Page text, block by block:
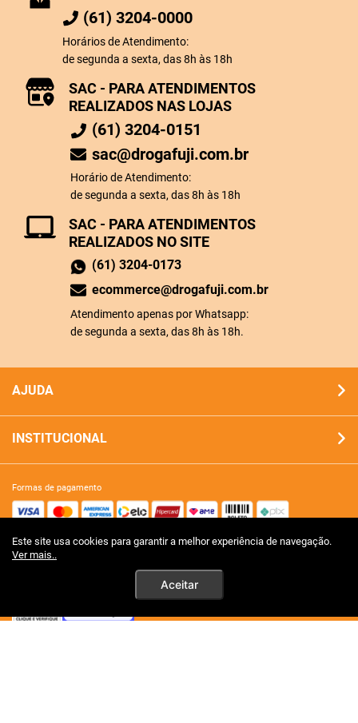
Este site usa cookies para garantir a melhor experiência de navegação.
Ver mais..
Aceitar
(61) 3204-0000
Horários de Atendimento:
de segunda a sexta, das 8h às 18h
SAC - PARA ATENDIMENTOS
REALIZADOS NO SITE
(61) 3204-0173
ecommerce@drogafuji.com.br
Atendimento apenas por Whatsapp:
de segunda a sexta, das 8h às 18h.
SAC - PARA ATENDIMENTOS
REALIZADOS NAS LOJAS
(61) 3204-0151
sac@drogafuji.com.br
Horário de Atendimento:
de segunda a sexta, das 8h às 18h
AJUDA
INSTITUCIONAL
formas de pagamento
site 100% seguro